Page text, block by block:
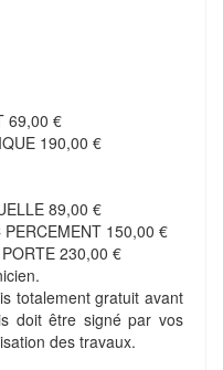
69,00 €
190,00 €
89,00 €
150,00 €
230,00 €
totalement gratuit avant
doit être signé par vos
des travaux.